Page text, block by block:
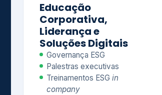
Educação
Corporativa,
Liderança e
Soluções Digitais
Governança ESG
Palestras executivas
Treinamentos ESG in
company